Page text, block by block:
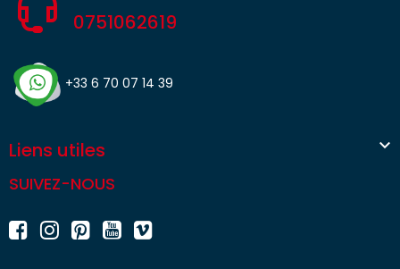
0751062619
+33 6 70 07 14 39
Liens utiles 
SUIVEZ-NOUS